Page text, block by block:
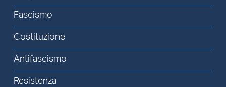
Fascismo
Costituzione
Antifascismo
Resistenza